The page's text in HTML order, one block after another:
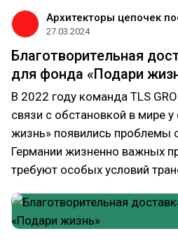
Архитекторы цепочек
27.03.2024
Благотворительная
для фонда «Подари
В 2022 году команда TLS
связи с обстановкой в мире
жизнь» появились проблемы
Германии жизненно важных
требуют особых условий